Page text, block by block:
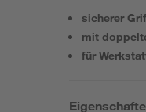
sicherer
mit
für